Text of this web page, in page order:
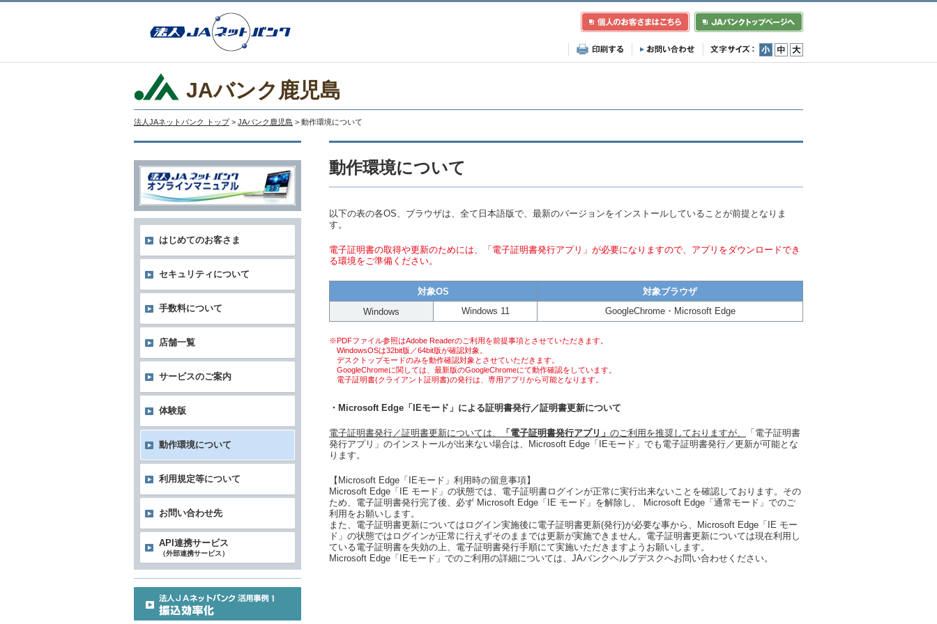
小 中 大
JAバンク鹿児島
法人JAネットバンク トップ > JAバンク鹿児島 > 動作環境について
動作環境について
以下の表の各OS、ブラウザは、全て日本語版で、最新のバージョンをインストールしていることが前提となりま
す。
電子証明書の取得や更新のためには、「電子証明書発行アプリ」が必要になりますので、アプリをダウンロードでき
る環境をご準備ください。
対象OS
対象ブラウザ
Windows
Windows 11 GoogleChrome・Microsoft Edge
※PDFファイル参照はAdobe Readerのご利用を前提事項とさせていただきます。
WindowsOSは32bit版／64bit版が確認対象。
デスクトップモードのみを動作確認対象とさせていただきます。
GoogleChromeに関しては、最新版のGoogleChromeにて動作確認をしています。
電子証明書(クライアント証明書)の発行は、専用アプリから可能となります。
・Microsoft Edge「IEモード」による証明書発行／証明書更新について
電子証明書発行／証明書更新については、 「電子証明書発行アプリ」 のご利用を推奨しておりますが、
「電子証明書
発行アプリ」のインストールが出来ない場合は、Microsoft Edge「IEモード」でも電子証明書発行／更新が可能とな
ります。
【Microsoft Edge「IEモード」利用時の留意事項】
Microsoft Edge「IE モード」の状態では、電子証明書ログインが正常に実行出来ないことを確認しております。その
ため、電子証明書発行完了後、必ず Microsoft Edge「IE モード」を解除し、 Microsoft Edge「通常モード」でのご
利用をお願いします。
また、電子証明書更新についてはログイン実施後に電子証明書更新(発行)が必要な事から、Microsoft Edge「IE モー
ド」の状態ではログインが正常に行えずそのままでは更新が実施できません。電子証明書更新については現在利用し
ている電子証明書を失効の上、電子証明書発行手順にて実施いただきますようお願いします。
Microsoft Edge「IEモード」でのご利用の詳細については、JAバンクヘルプデスクへお問い合わせください。
はじめてのお客さま
セキュリティについて
手数料について
店舗一覧
サービスのご案内
体験版
動作環境について
利用規定等について
お問い合わせ先
API連携サービス
（外部連携サービス）